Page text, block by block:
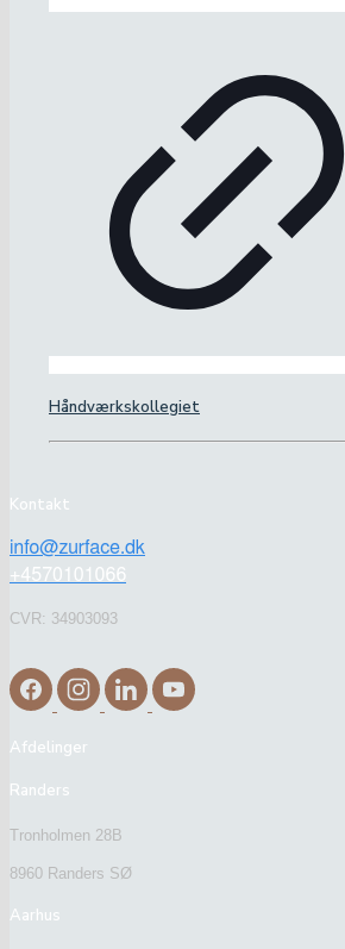
Håndværkskollegiet
Kontakt
CVR: 34903093
Afdelinger
Randers
Tronholmen 28B
8960 Randers SØ
Aarhus